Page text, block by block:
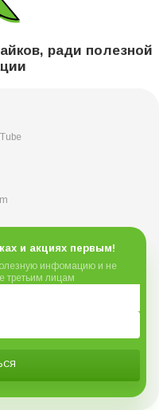
ради полезной
и акциях первым!
инфомацию и не
третьим лицам